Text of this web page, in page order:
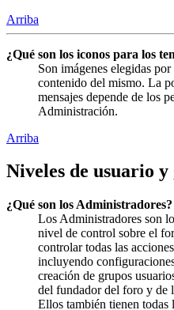
Arriba
¿Qué son los iconos para los
Son imágenes elegidas
contenido del mismo. La
mensajes depende de los
Administración.
Arriba
Niveles de usuario y
¿Qué son los Administradores?
Los Administradores son
nivel de control sobre el
controlar todas las
incluyendo
creación de grupos
del fundador del foro y de
Ellos también tienen todas